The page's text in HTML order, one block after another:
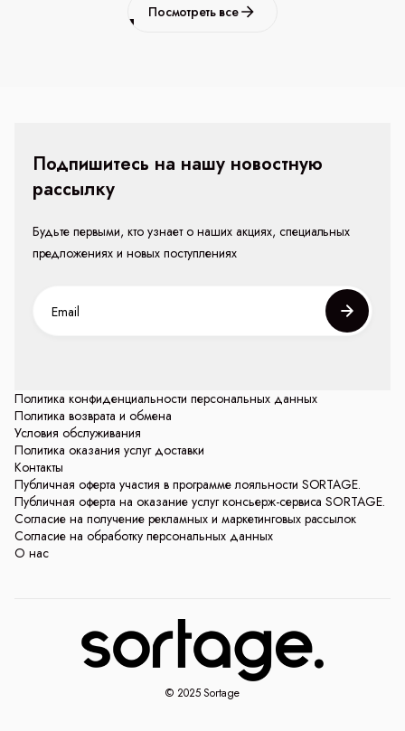
Посмотреть все
Политика конфиденциальности персональных данных
Политика возврата и обмена
Условия обслуживания
Политика оказания услуг доставки
Контакты
Публичная оферта участия в программе лояльности SORTAGE.
Публичная оферта на оказание услуг консьерж-сервиса SORTAGE.
Согласие на получение рекламных и маркетинговых рассылок
Согласие на обработку персональных данных
О нас
Подпишитесь на нашу новостную
рассылку
Будьте первыми, кто узнает о наших акциях, специальных
предложениях и новых поступлениях
© 2025 Sortage